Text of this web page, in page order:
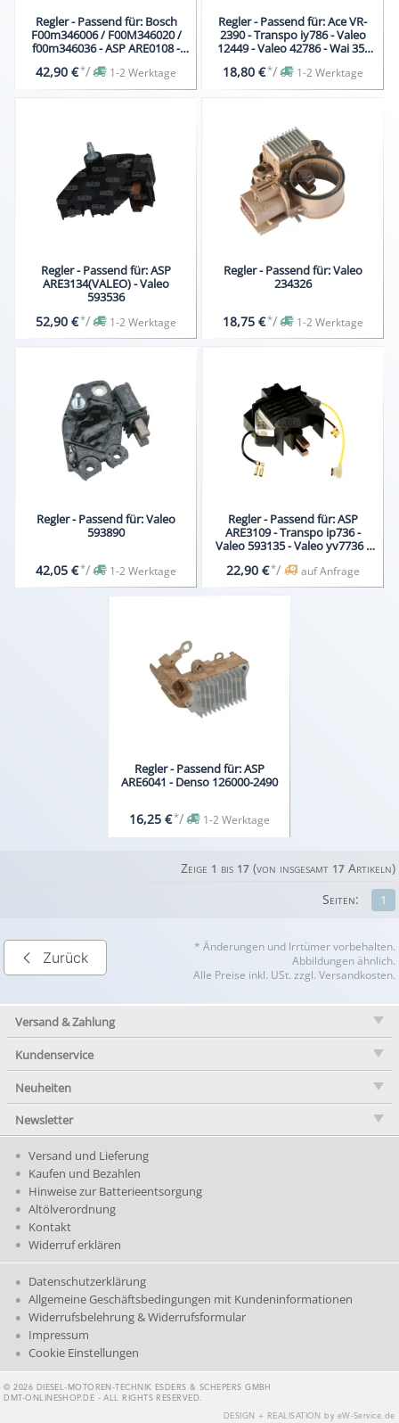
Regler - Passend für: Bosch
F00m346006 / F00M346020 /
f00m346036 - ASP ARE0108 -
42,90 €*/ 1-2 Werktage
Regler - Passend für: Ace VR-
2390 - Transpo iy786 - Valeo
12449 - Valeo 42786 - Wai 35-
18,80 €*/ 1-2 Werktage
Regler - Passend für: ASP
ARE3134(VALEO) - Valeo
593536
52,90 €*/ 1-2 Werktage
Regler - Passend für: Valeo
234326
18,75 €*/ 1-2 Werktage
Regler - Passend für: Valeo
593890
42,05 €*/ 1-2 Werktage
Regler - Passend für: ASP
ARE3109 - Transpo ip736 -
Valeo 593135 - Valeo yv7736 -
22,90 €*/ auf Anfrage
Regler - Passend für: ASP
ARE6041 - Denso 126000-2490
16,25 €*/ 1-2 Werktage
Zeige 1 bis 17(von insgesamt 17Artikeln)
1
Seiten:
Zurück
* Änderungen und Irrtümer vorbehalten.
Abbildungen ähnlich.
Alle Preise inkl. USt. zzgl. Versandkosten.
Versand & Zahlung
Kundenservice
Neuheiten
Newsletter
Versand und Lieferung
Kaufen und Bezahlen
Hinweise zur Batterieentsorgung
Altölverordnung
Kontakt
Widerruf erklären
Datenschutzerklärung
Allgemeine Geschäftsbedingungen mit Kundeninformationen
Widerrufsbelehrung & Widerrufsformular
Impressum
Cookie Einstellungen
© 2026 DIESEL-MOTOREN-TECHNIK ESDERS & SCHEPERS GMBH
DMT-ONLINESHOP.DE - ALL RIGHTS RESERVED.
DESIGN + REALISATION by eW-Service.de